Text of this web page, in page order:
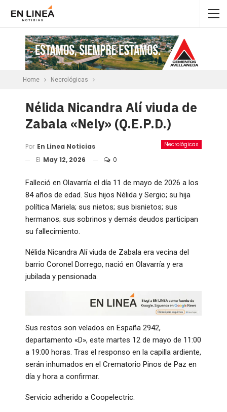
Home Necrológicas
Nélida Nicandra Alí viuda de
Zabala «Nely» (Q.E.P.D.)
Necrológicas
Por En Linea Noticias
El May 12, 2026 0
Falleció en Olavarría el día 11 de mayo de 2026 a los
84 años de edad. Sus hijos Nélida y Sergio; su hija
política Mariela; sus nietos; sus bisnietos; sus
hermanos; sus sobrinos y demás deudos participan
su fallecimiento.
Nélida Nicandra Alí viuda de Zabala era vecina del
barrio Coronel Dorrego, nació en Olavarría y era
jubilada y pensionada.
Sus restos son velados en España 2942,
departamento «D», este martes 12 de mayo de 11:00
a 19:00 horas. Tras el responso en la capilla ardiente,
serán inhumados en el Crematorio Pinos de Paz en
día y hora a confirmar.
Servicio adherido a Coopelectric.